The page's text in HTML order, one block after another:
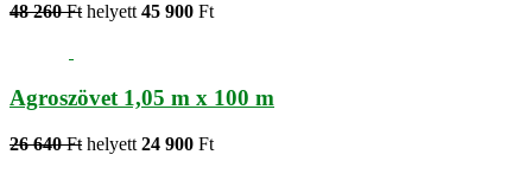
48 260 Ft helyett 45 900 Ft
Agroszövet 1,05 m x 100 m
26 640 Ft helyett 24 900 Ft